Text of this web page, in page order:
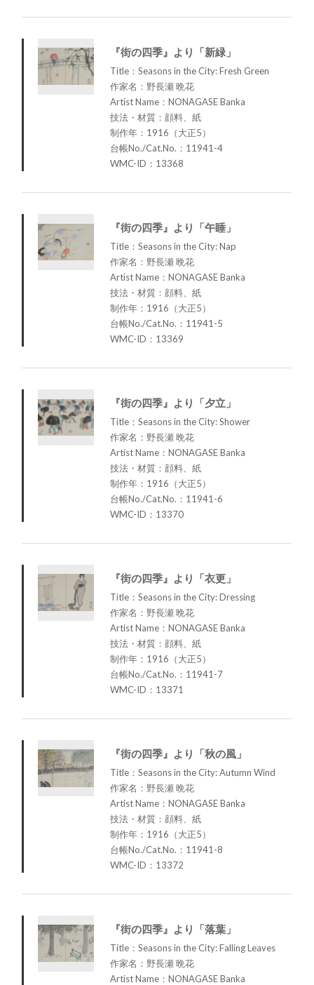
『街の四季』より「新緑」
Title：Seasons in the City: Fresh Green
作家名：野長瀬 晩花
Artist Name：NONAGASE Banka
技法・材質：顔料、紙
制作年：1916（大正5）
台帳No./Cat.No.：11941-4
WMC-ID：13368
『街の四季』より「午睡」
Title：Seasons in the City: Nap
作家名：野長瀬 晩花
Artist Name：NONAGASE Banka
技法・材質：顔料、紙
制作年：1916（大正5）
台帳No./Cat.No.：11941-5
WMC-ID：13369
『街の四季』より「夕立」
Title：Seasons in the City: Shower
作家名：野長瀬 晩花
Artist Name：NONAGASE Banka
技法・材質：顔料、紙
制作年：1916（大正5）
台帳No./Cat.No.：11941-6
WMC-ID：13370
『街の四季』より「衣更」
Title：Seasons in the City: Dressing
作家名：野長瀬 晩花
Artist Name：NONAGASE Banka
技法・材質：顔料、紙
制作年：1916（大正5）
台帳No./Cat.No.：11941-7
WMC-ID：13371
『街の四季』より「秋の風」
Title：Seasons in the City: Autumn Wind
作家名：野長瀬 晩花
Artist Name：NONAGASE Banka
技法・材質：顔料、紙
制作年：1916（大正5）
台帳No./Cat.No.：11941-8
WMC-ID：13372
『街の四季』より「落葉」
Title：Seasons in the City: Falling Leaves
作家名：野長瀬 晩花
Artist Name：NONAGASE Banka